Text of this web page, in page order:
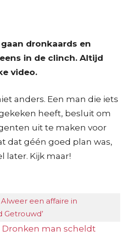
dronkaards en
in de clinch. Altijd
video.
anders. Een man die iets
heeft, besluit om
uit te maken voor
dat géén goed plan was,
later. Kijk maar!
Alweer een affaire in
Getrouwd’
Dronken man scheldt